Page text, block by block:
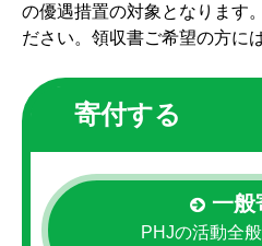
の優遇措置の対象となります
ださい。領収書ご希望の方に
寄付する
一般
PHJの活動全